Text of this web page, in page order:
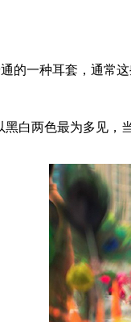
一种耳套，通常这
两色最为多见，